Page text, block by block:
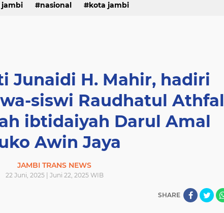
jambi nasional kota jambi
Junaidi H. Mahir, hadiri
siswi Raudhatul Athfal
ibtidaiyah Darul Amal
Awin Jaya
JAMBI TRANS NEWS
22 Juni, 2025 | Juni 22, 2025 WIB
SHARE